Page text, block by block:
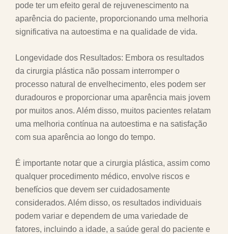
pode ter um efeito geral de rejuvenescimento na
aparência do paciente, proporcionando uma melhoria
significativa na autoestima e na qualidade de vida.
Longevidade dos Resultados: Embora os resultados
da cirurgia plástica não possam interromper o
processo natural de envelhecimento, eles podem ser
duradouros e proporcionar uma aparência mais jovem
por muitos anos. Além disso, muitos pacientes relatam
uma melhoria contínua na autoestima e na satisfação
com sua aparência ao longo do tempo.
É importante notar que a cirurgia plástica, assim como
qualquer procedimento médico, envolve riscos e
benefícios que devem ser cuidadosamente
considerados. Além disso, os resultados individuais
podem variar e dependem de uma variedade de
fatores, incluindo a idade, a saúde geral do paciente e